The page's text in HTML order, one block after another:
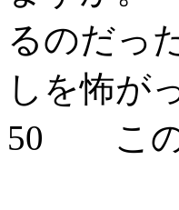
るのだっ
しを怖が
50 この